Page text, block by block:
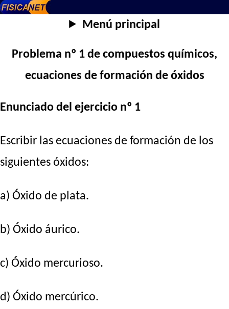
Menú principal
Problema nº 1 de compuestos químicos,
ecuaciones de formación de óxidos
Enunciado del ejercicio nº 1
Escribir las ecuaciones de formación de los
siguientes óxidos:
a) Óxido de plata.
b) Óxido áurico.
c) Óxido mercurioso.
d) Óxido mercúrico.